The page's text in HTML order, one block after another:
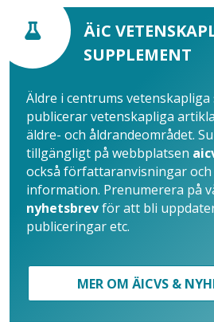
ÄiC
SUPPLEMENT
Äldre i centrums vetenskapliga
publicerar vetenskapliga
äldre- och åldrandeområdet.
tillgängligt på webbplatsen
också författaranvisningar
information. Prenumerera på
nyhetsbrevför att bli
publiceringar etc.
MER OM ÄICVS &